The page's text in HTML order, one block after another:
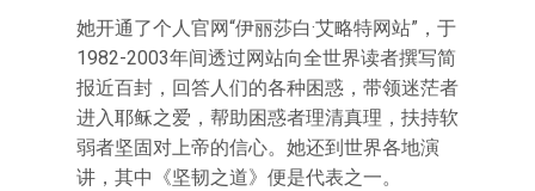
她开通了个人官网“伊丽莎白·艾略特网站”，于
1982-2003年间透过网站向全世界读者撰写简
报近百封，回答人们的各种困惑，带领迷茫者
进入耶稣之爱，帮助困惑者理清真理，扶持软
弱者坚固对上帝的信心。她还到世界各地演
讲，其中《坚韧之道》便是代表之一。